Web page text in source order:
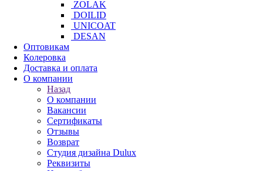
ZOLAK
DOILID
UNICOAT
DESAN
Оптовикам
Колеровка
Доставка и оплата
О компании
Назад
О компании
Вакансии
Сертификаты
Отзывы
Возврат
Студия дизайна Dulux
Реквизиты